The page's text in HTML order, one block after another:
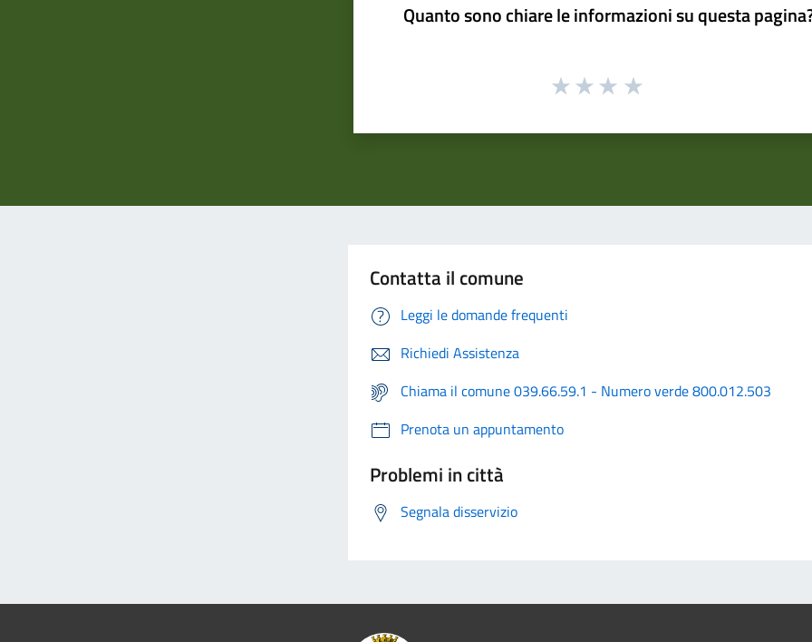
Quanto sono chiare le informazioni su questa
Contatta il comune
Leggi le domande frequenti
Richiedi Assistenza
Chiama il comune 039.66.59.1 - Numero verde 800.012.503
Prenota un appuntamento
Problemi in città
Segnala disservizio